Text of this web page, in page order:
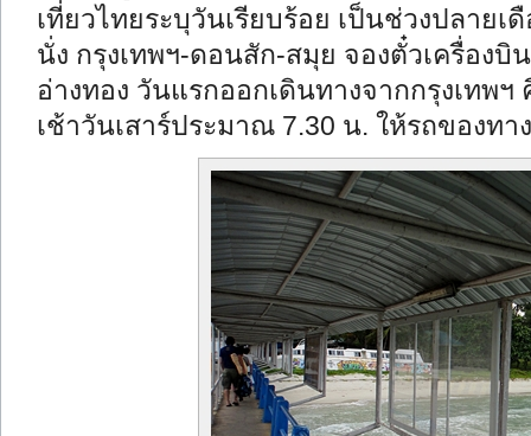
เที่ยวไทยระบุวันเรียบร้อย เป็นช่วงปลาย
นั่ง กรุงเทพฯ-ดอนสัก-สมุย จองตั๋วเครื่องบิ
อ่างทอง วันแรกออกเดินทางจากกรุงเทพ
เช้าวันเสาร์ประมาณ 7.30 น. ให้รถของทา